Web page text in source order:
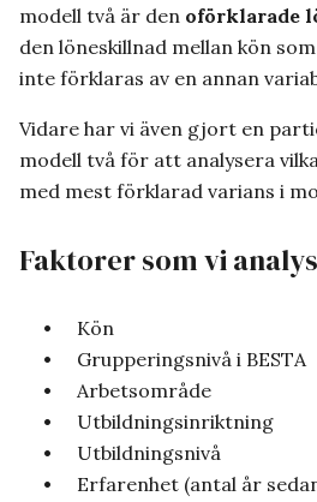
modell två är den oförklarade
den löneskillnad mellan kön
inte förklaras av en annan
Vidare har vi även gjort en
modell två för att analysera
med mest förklarad varians i
Faktorer som vi
Kön
Grupperingsnivå i BESTA
Arbetsområde
Utbildningsinriktning
Utbildningsnivå
Erfarenhet (antal år